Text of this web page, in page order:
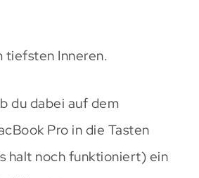
tiefsten Inneren.
du dabei auf dem
Pro in die Tasten
halt noch funktioniert) ein